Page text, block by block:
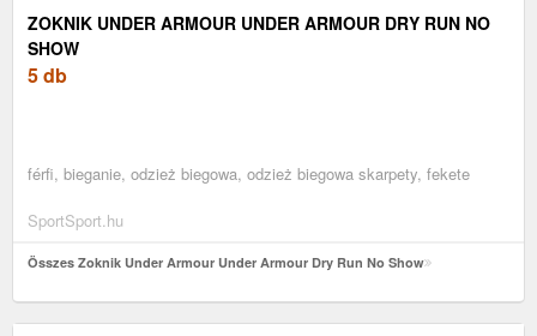
ZOKNIK UNDER ARMOUR UNDER ARMOUR DRY RUN NO
SHOW
5 db
férfi, bieganie, odzież biegowa, odzież biegowa skarpety, fekete
SportSport.hu
Összes Zoknik Under Armour Under Armour Dry Run No Show